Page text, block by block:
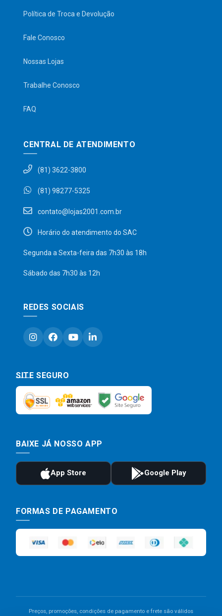
Política de Troca e Devolução
Fale Conosco
Nossas Lojas
Trabalhe Conosco
FAQ
CENTRAL DE ATENDIMENTO
(81) 3622-3800
(81) 98277-5325
contato@lojas2001.com.br
Horário do atendimento do SAC
Segunda a Sexta-feira das 7h30 às 18h
Sábado das 7h30 às 12h
REDES SOCIAIS
SITE SEGURO
BAIXE JÁ NOSSO APP
FORMAS DE PAGAMENTO
Preços, promoções, condições de pagamento e frete são válidos